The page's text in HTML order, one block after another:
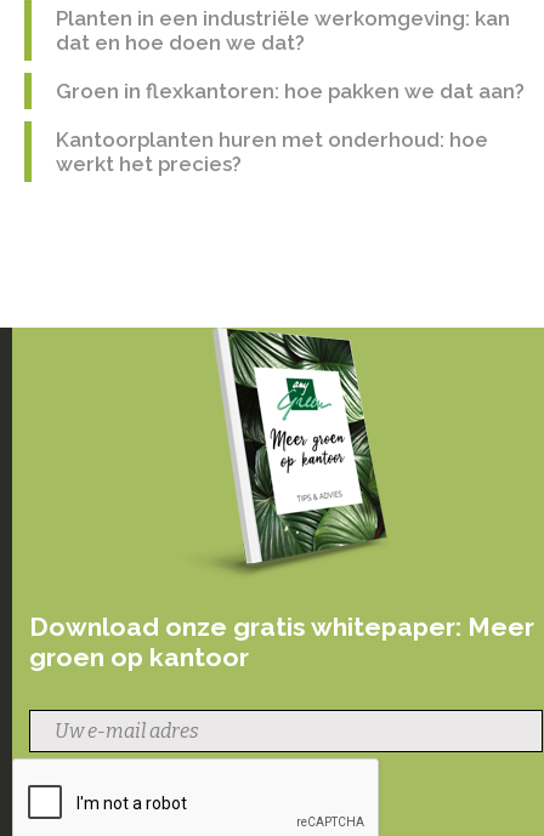
Planten in een industriële werkomgeving: kan
dat en hoe doen we dat?
Groen in flexkantoren: hoe pakken we dat aan?
Kantoorplanten huren met onderhoud: hoe
werkt het precies?
Download onze gratis whitepaper: Meer
groen op kantoor